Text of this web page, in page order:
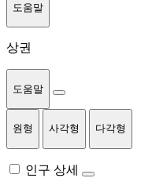
도움말
상권
도움말
원형 사각형 다각형
인구 상세